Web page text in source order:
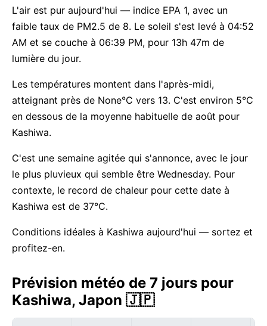
L'air est pur aujourd'hui — indice EPA 1, avec un
faible taux de PM2.5 de 8. Le soleil s'est levé à 04:52
AM et se couche à 06:39 PM, pour 13h 47m de
lumière du jour.
Les températures montent dans l'après-midi,
atteignant près de None°C vers 13. C'est environ 5°C
en dessous de la moyenne habituelle de août pour
Kashiwa.
C'est une semaine agitée qui s'annonce, avec le jour
le plus pluvieux qui semble être Wednesday. Pour
contexte, le record de chaleur pour cette date à
Kashiwa est de 37°C.
Conditions idéales à Kashiwa aujourd'hui — sortez et
profitez-en.
Prévision météo de 7 jours pour
Kashiwa, Japon 🇯🇵